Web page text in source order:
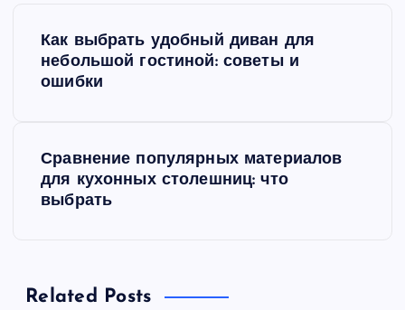
ц
Как выбрать удобный диван для
небольшой гостиной: советы и
ошибки
Сравнение популярных материалов
для кухонных столешниц: что
выбрать
Related Posts